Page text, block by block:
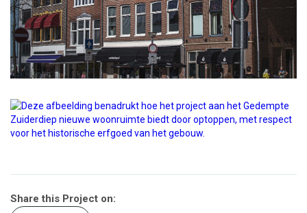
Share this Project on: